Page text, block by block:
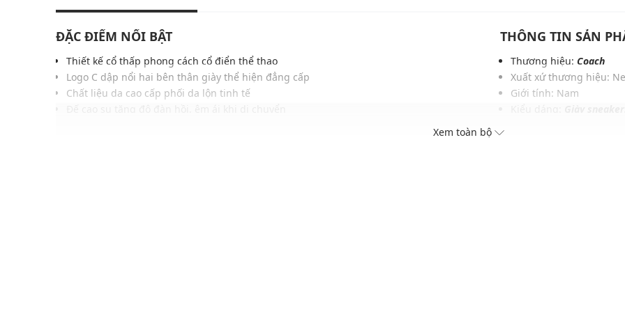
ĐẶC ĐIỂM NỔI BẬT
Thiết kế cổ thấp phong cách cổ điển thể thao
Logo C dập nổi hai bên thân giày thể hiện đẳng cấp
Chất liệu da cao cấp phối da lộn tinh tế
THÔNG TIN SẢN
Thương hiệu: Coach
Xuất xứ thương hiệu:
Giới tính: Nam
Xem toàn bộ